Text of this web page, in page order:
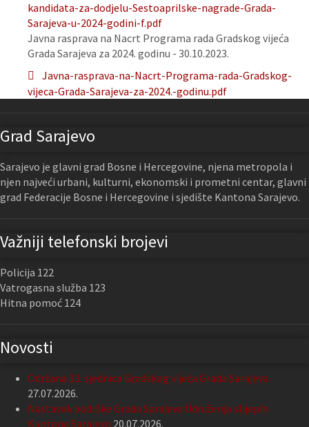
kandidata-za-dodjelu-Sestoaprilske-nagrade-Grada-
Sarajeva-u-2024-godini-f.pdf
Javna rasprava na Nacrt Programa rada Gradskog vijeća
Grada Sarajeva za 2024. godinu - 30.10.2023.
Javna-rasprava-na-Nacrt-Programa-rada-Gradskog-
vijeca-Grada-Sarajeva-za-2024.-godinu.pdf
Grad Sarajevo
Sarajevo je glavni grad Bosne i Hercegovine, njena metropola i
njen najveći urbani, kulturni, ekonomski i prometni centar, glavni
grad Federacije Bosne i Hercegovine i sjedište Kantona Sarajevo.
Važniji telefonski brojevi
Policija 122
Vatrogasna služba 123
Hitna pomoć 124
Novosti
Održana 13. sjednica Gradskog vijeća Grada Sarajeva
27.07.2026.
Nastavak podrške Grada Sarajeva Udruženju slijepih
Kantona Sarajevo 20.07.2026.